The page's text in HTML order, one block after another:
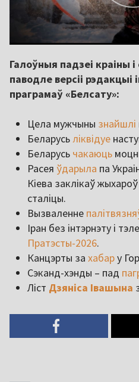
Галоўныя падзеі краіны
паводле версіі
праграмаў «Белсату»:
Цела мужчыны знайшлі
Беларусьліквідуе
Беларусь чакаюць
Расея ўдарыла па
Кіева заклікаў
сталіцы.
Вызваленне
Іран без інтэрнэту і
Пратэсты-2026.
Канцэрты за хабару
Сэканд-хэнды – пад
Ліст Дзяніса Івашына